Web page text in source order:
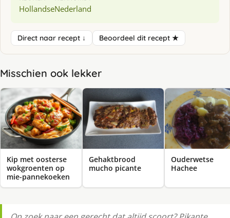
HollandseNederland
Direct naar recept ↓ Beoordeel dit recept ★
Misschien ook lekker
Kip met oosterse
wokgroenten op
mie-pannekoeken
Gehaktbrood
mucho picante
Ouderwetse
Hachee